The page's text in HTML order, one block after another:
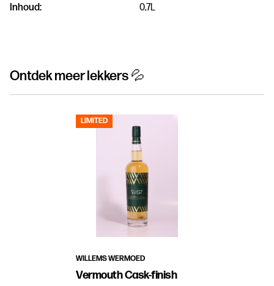
Inhoud: 0,7L
Ontdek meer lekkers 💦
LIMITED
WILLEMS WERMOED
Vermouth Cask-finish